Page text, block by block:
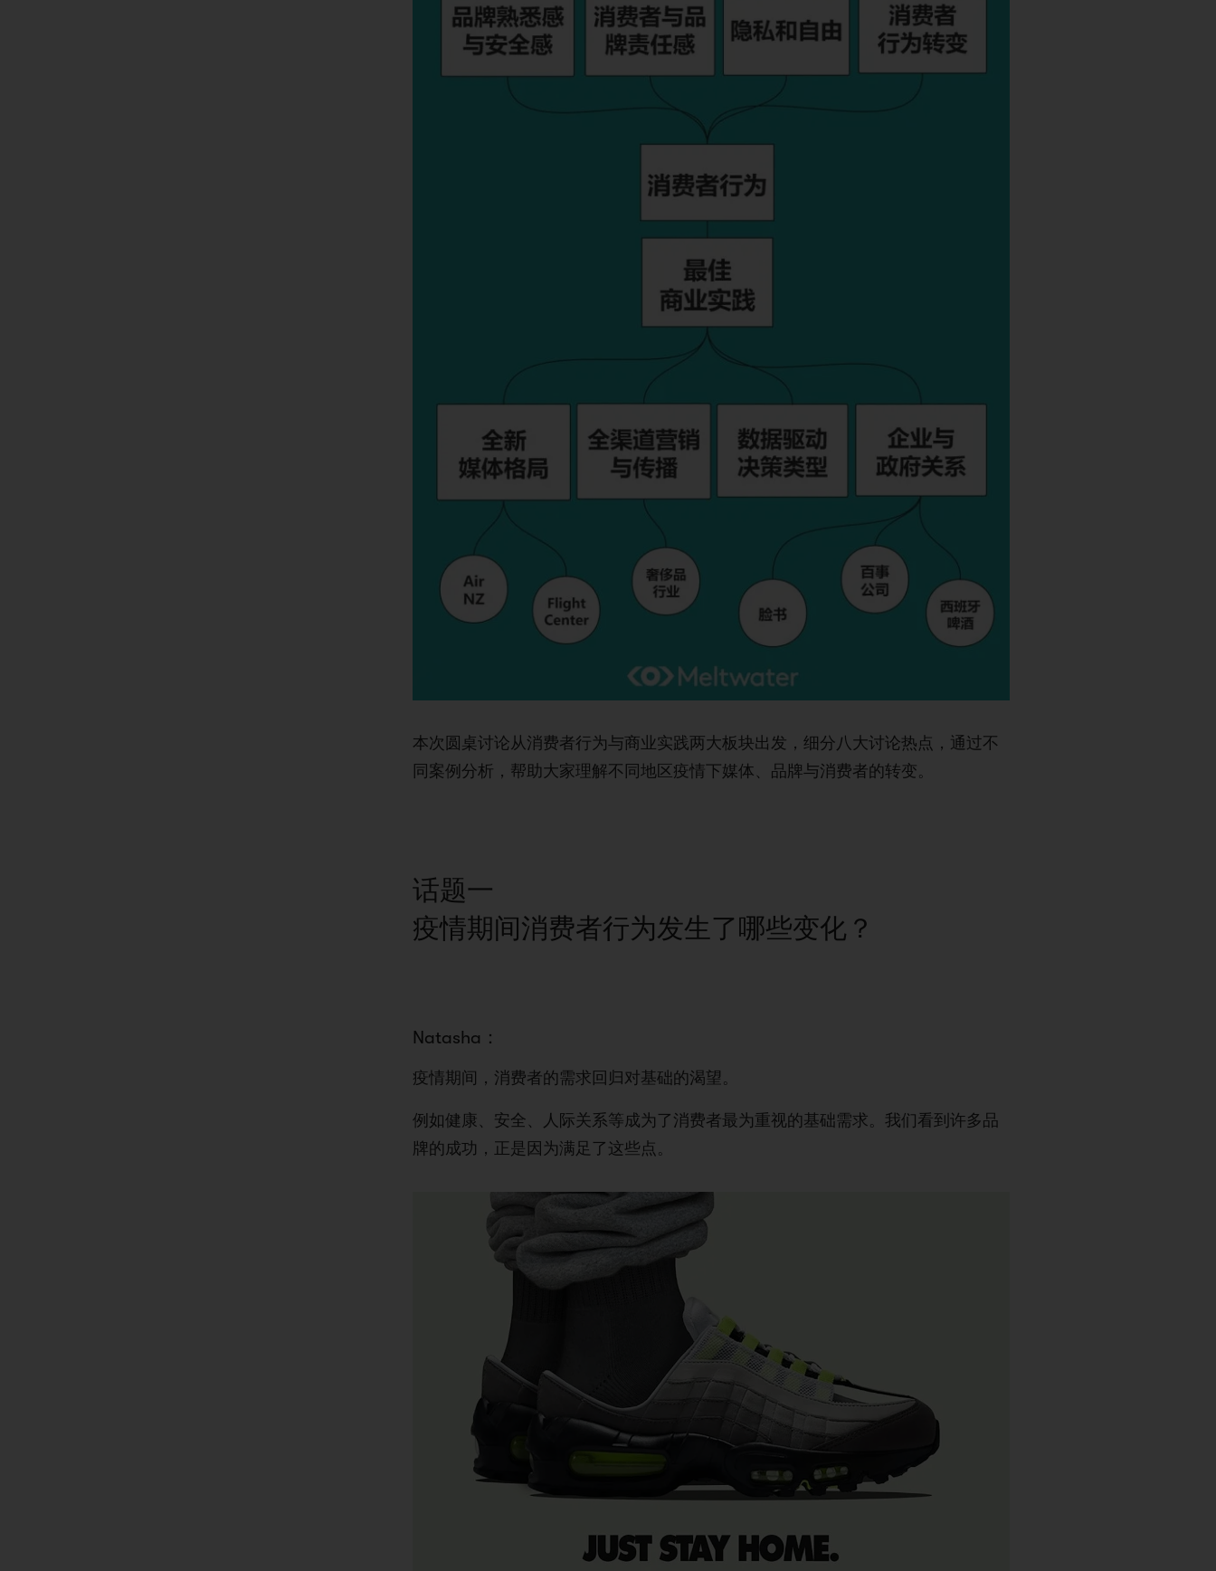
本次圆桌讨论从消费者行为与商业实践两大板块出发，细分八大讨论热点，通过不
同案例分析，帮助大家理解不同地区疫情下媒体、品牌与消费者的转变。
话题一
疫情期间消费者行为发生了哪些变化？
Natasha：
疫情期间，消费者的需求回归对基础的渴望。
例如健康、安全、人际关系等成为了消费者最为重视的基础需求。我们看到许多品
牌的成功，正是因为满足了这些点。